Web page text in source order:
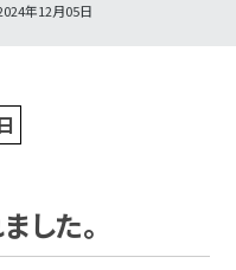
会社概要・店舗紹介・MAP
年12月05日
した。